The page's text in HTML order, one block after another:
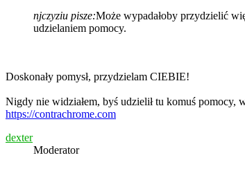
njczyziu pisze:Może wypadałoby przydzielić
udzielaniem pomocy.
Doskonały pomysł, przydzielam CIEBIE!
Nigdy nie widziałem, byś udzielił tu komuś pomocy,
https://contrachrome.com
dexter
Moderator